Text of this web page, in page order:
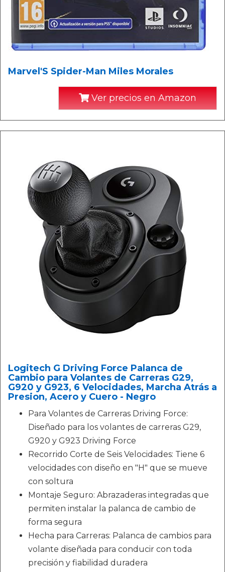
Marvel'S Spider-Man Miles Morales
Ver precios en Amazon
Logitech G Driving Force Palanca de
Cambio para Volantes de Carreras G29,
G920 y G923, 6 Velocidades, Marcha Atrás a
Presion, Acero y Cuero - Negro
Para Volantes de Carreras Driving Force:
Diseñado para los volantes de carreras G29,
G920 y G923 Driving Force
Recorrido Corte de Seis Velocidades: Tiene 6
velocidades con diseño en "H" que se mueve
con soltura
Montaje Seguro: Abrazaderas integradas que
permiten instalar la palanca de cambio de
forma segura
Hecha para Carreras: Palanca de cambios para
volante diseñada para conducir con toda
precisión y fiabilidad duradera